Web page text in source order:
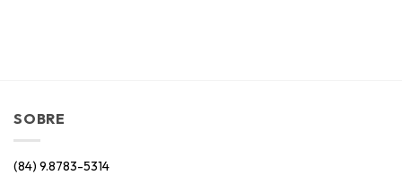
SOBRE
(84) 9.8783-5314